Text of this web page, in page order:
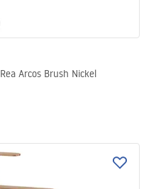
Arcos Brush Nickel